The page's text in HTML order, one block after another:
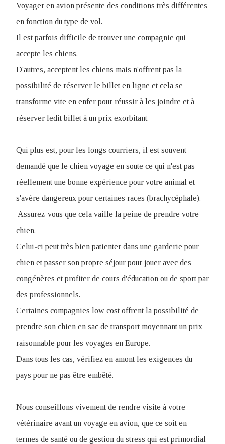
Voyager en avion présente des conditions très différentes
en fonction du type de vol.
Il est parfois difficile de trouver une compagnie qui
accepte les chiens.
D'autres, acceptent les chiens mais n'offrent pas la
possibilité de réserver le billet en ligne et cela se
transforme vite en enfer pour réussir à les joindre et à
réserver ledit billet à un prix exorbitant.
Qui plus est, pour les longs courriers, il est souvent
demandé que le chien voyage en soute ce qui n'est pas
réellement une bonne expérience pour votre animal et
s'avère dangereux pour certaines races (brachycéphale).
Assurez-vous que cela vaille la peine de prendre votre
chien.
Celui-ci peut très bien patienter dans une garderie pour
chien et passer son propre séjour pour jouer avec des
congénères et profiter de cours d'éducation ou de sport par
des professionnels.
Certaines compagnies low cost offrent la possibilité de
prendre son chien en sac de transport moyennant un prix
raisonnable pour les voyages en Europe.
Dans tous les cas, vérifiez en amont les exigences du
pays pour ne pas être embêté.
Nous conseillons vivement de rendre visite à votre
vétérinaire avant un voyage en avion, que ce soit en
termes de santé ou de gestion du stress qui est primordial